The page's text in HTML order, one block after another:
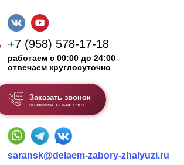
+7 (958) 578-17-18
работаем с 00:00 до 24:00
отвечаем круглосуточно
Заказать звонок
позвоним за наш счет
saransk@delaem-zabory-zhalyuzi.ru